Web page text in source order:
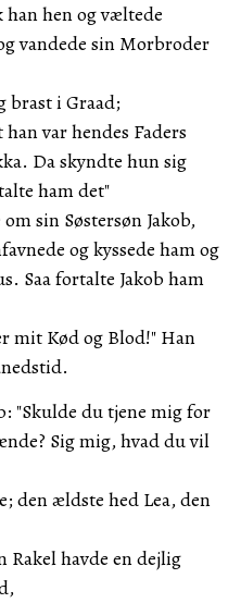
han hen og væltede
vandede sin Morbroder
brast i Graad;
var hendes Faders
Da skyndte hun sig
ham det"
sin Søstersøn Jakob,
og kyssede ham og
Saa fortalte Jakob ham
mit Kød og Blod!" Han
"Skulde du tjene mig for
Sig mig, hvad du vil
den ældste hed Lea, den
Rakel havde en dejlig